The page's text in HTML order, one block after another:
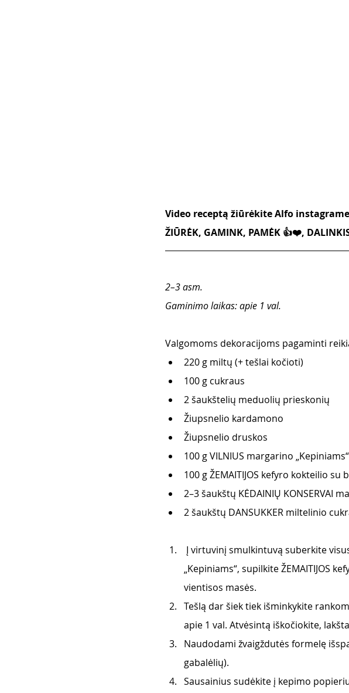
Video receptą žiūrėkite Alfo
ŽIŪRĖK, GAMINK, PAMĖK 👍❤️,
2–3 asm.
Gaminimo laikas: apie 1 val.
Valgomoms dekoracijoms pagaminti
220 g miltų (+ tešlai kočioti)
100 g cukraus
2 šaukštelių meduolių prieskonių
Žiupsnelio kardamono
Žiupsnelio druskos
100 g VILNIUS margarino „Kepiniams“
100 g ŽEMAITIJOS kefyro kokteilio
2–3 šaukštų KĖDAINIŲ KONSERVAI
2 šaukštų DANSUKKER miltelinio
Į virtuvinį smulkintuvą suberkite
„Kepiniams“, supilkite ŽEMAITIJOS
vientisos masės.
Tešlą dar šiek tiek išminkykite
apie 1 val. Atvėsintą iškočiokite,
Naudodami žvaigždutės formelę
gabalėlių).
Sausainius sudėkite į kepimo